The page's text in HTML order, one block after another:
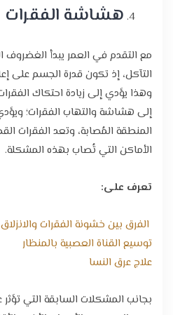
هشاشة الفقرات
مع التقدم في العمر يبدأ الغضروف
التآكل، إذ تكون قدرة الجسم على
وهذا يؤدي إلى زيادة احتكاك
إلى هشاشة والتهاب الفقرات؛
المنطقة المُصابة، وتعد الفقرات
الأماكن التي تُصاب بهذه المشكلة.
تعرف على:
الفرق بين خشونة الفقرات والانزلاق
توسيع القناة العصبية بالمنظار
علاج عرق النسا
بجانب المشكلات السابقة التي تؤثر